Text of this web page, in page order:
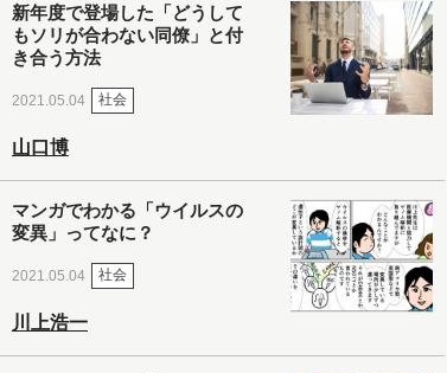
新年度で登場した「どうして
もソリが合わない同僚」と付
き合う方法
2021.05.04 社会
山口博
マンガでわかる「ウイルスの
変異」ってなに？
2021.05.04 社会
川上浩一